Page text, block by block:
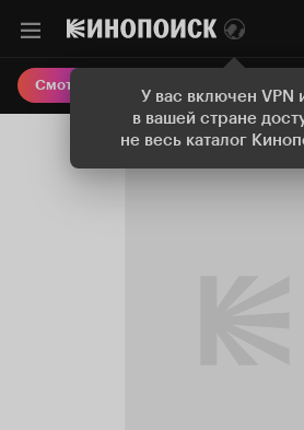
У вас включен VPN
в вашей стране
не весь каталог
Смотреть кино Онлайн-